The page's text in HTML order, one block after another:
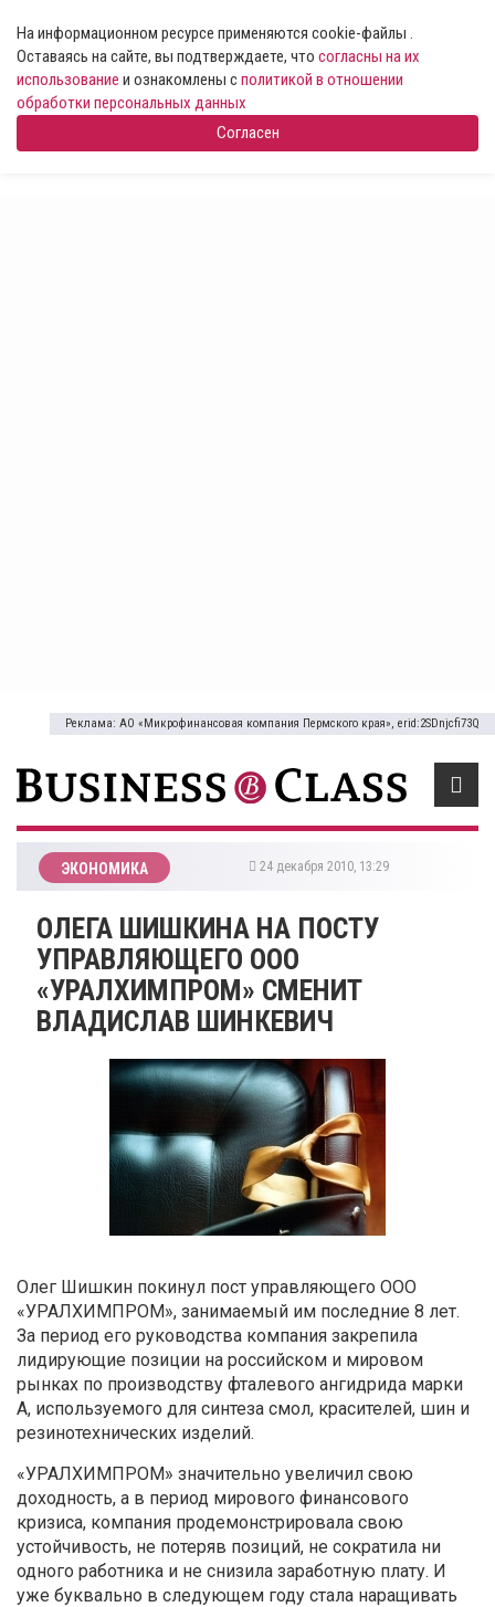
На информационном ресурсе применяются cookie-файлы .
Оставаясь на сайте, вы подтверждаете, что согласны на их
использование и ознакомлены сполитикой в отношении
обработки персональных данных
Согласен
Реклама: АО «Микрофинансовая компания Пермского края», erid:2SDnjcfi73Q
ЭКОНОМИКА 24 декабря 2010, 13:29
ОЛЕГА ШИШКИНА НА ПОСТУ
УПРАВЛЯЮЩЕГО ООО
«УРАЛХИМПРОМ» СМЕНИТ
ВЛАДИСЛАВ ШИНКЕВИЧ
Олег Шишкин покинул пост управляющего ООО
«УРАЛХИМПРОМ», занимаемый им последние 8 лет.
За период его руководства компания закрепила
лидирующие позиции на российском и мировом
рынках по производству фталевого ангидрида марки
А, используемого для синтеза смол, красителей, шин и
резинотехнических изделий.
«УРАЛХИМПРОМ» значительно увеличил свою
доходность, а в период мирового финансового
кризиса, компания продемонстрировала свою
устойчивость, не потеряв позиций, не сократила ни
одного работника и не снизила заработную плату. И
уже буквально в следующем году стала наращивать